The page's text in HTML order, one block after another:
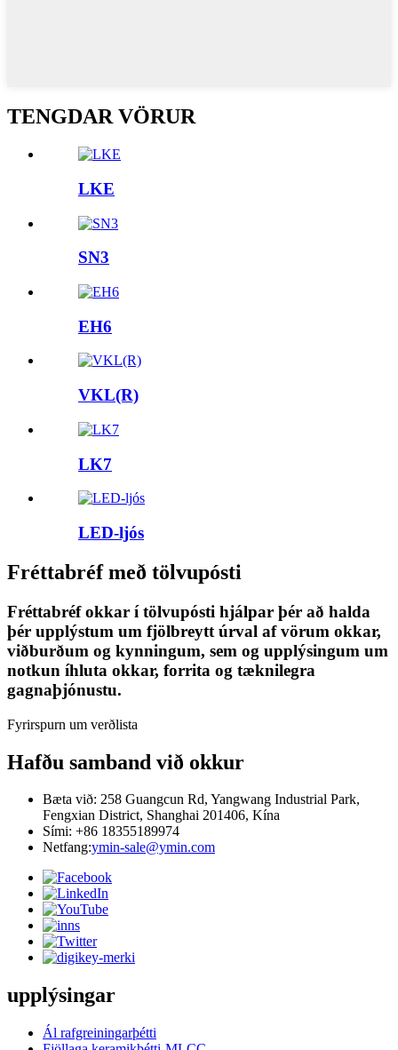
TENGDAR VÖRUR
LKE
SN3
EH6
VKL(R)
LK7
LED-ljós
Fréttabréf með tölvupósti
Fréttabréf okkar í tölvupósti hjálpar þér að halda
þér upplýstum um fjölbreytt úrval af vörum okkar,
viðburðum og kynningum, sem og upplýsingum um
notkun íhluta okkar, forrita og tæknilegra
gagnaþjónustu.
Fyrirspurn um verðlista
Hafðu samband við okkur
Bæta við: 258 Guangcun Rd, Yangwang Industrial Park,
Fengxian District, Shanghai 201406, Kína
Sími: +86 18355189974
Netfang:ymin-sale@ymin.com
upplýsingar
Ál rafgreiningarþétti